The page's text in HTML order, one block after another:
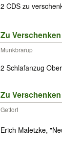
2 CDS zu
Zu Verschenken
Munkbrarup
2 Schlafanzug
Zu Verschenken
Gettorf
Erich